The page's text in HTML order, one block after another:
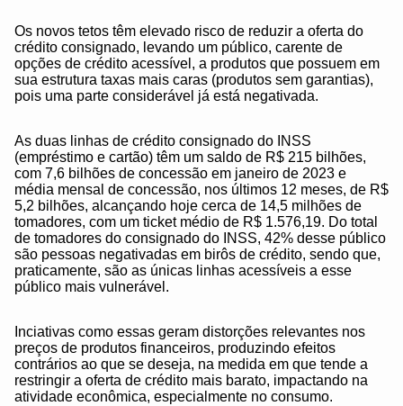
Os novos tetos têm elevado risco de reduzir a oferta do
crédito consignado, levando um público, carente de
opções de crédito acessível, a produtos que possuem em
sua estrutura taxas mais caras (produtos sem garantias),
pois uma parte considerável já está negativada.
As duas linhas de crédito consignado do INSS
(empréstimo e cartão) têm um saldo de R$ 215 bilhões,
com 7,6 bilhões de concessão em janeiro de 2023 e
média mensal de concessão, nos últimos 12 meses, de R$
5,2 bilhões, alcançando hoje cerca de 14,5 milhões de
tomadores, com um ticket médio de R$ 1.576,19. Do total
de tomadores do consignado do INSS, 42% desse público
são pessoas negativadas em birôs de crédito, sendo que,
praticamente, são as únicas linhas acessíveis a esse
público mais vulnerável.
Inciativas como essas geram distorções relevantes nos
preços de produtos financeiros, produzindo efeitos
contrários ao que se deseja, na medida em que tende a
restringir a oferta de crédito mais barato, impactando na
atividade econômica, especialmente no consumo.